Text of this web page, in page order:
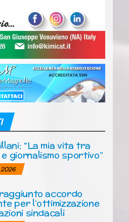
“La mia vita tra
giornalismo sportivo”
raggiunto accordo
per l’ottimizzazione
sindacali